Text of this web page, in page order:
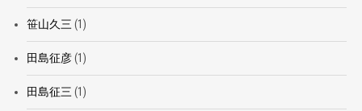
笹山久三 (1)
田島征彦(1)
田島征三 (1)